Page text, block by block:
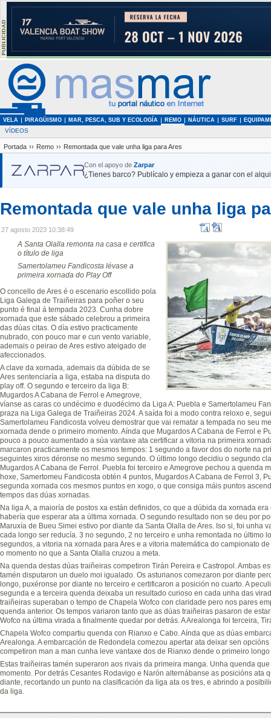
VELA PIRAGÜISMO MAR, PESCA, SUB Y ECOLOGÍA REMO NÁUTICA SURF
VÍDEOS
Portada ›› Remo ›› Remontada que vale unha liga para Ares
Con el apoyo de Zarpar
¿Tienes barco? Publícalo y empieza a ganar con el
Remontada que vale unha liga
27 agosto 2023 10:38:49
A Santa Olalla remonta na casa e certifica
o título de liga
Samertolameu Fandicosta lévase a
primeira xornada do Play Off
O concello de Ares é o escenario escollido pola
Liga Galega de Traiñeiras para poñer o seu
punto é final á tempada 2023. Cunha dobre
xornada que este sábado celebrou a primeira
das dúas citas. O día estivo practicamente
nubrado, con pouco mar e cun vento variable,
ademais o peirao de Ares estivo ateigado de
afeccionados.
A clave da xornada, ademais da dúbida de se
Ares sentenciaría a liga, estaba na disputa do
play off. O segundo e terceiro da liga B:
Mugardos A Cabana de Ferrol e Amegrove,
víanse as caras co undécimo e duodécimo da Liga A: Puebla e Samertolameu
praza na Liga Galega de Traiñeiras 2024. A saída foi a modo contra reloxo e,
Samertolameu Fandicosta volveu demostrar que vai rematar a tempada no seu
xornada dende o primeiro momento. Aínda que Mugardos A Cabana de Ferrol e
pouco a pouco aumentado a súa vantaxe ata certificar a vitoria na primeira
marcaron practicamente os mesmos tempos: 1 segundo a favor dos do norte na
seguintes xiros déronse no mesmo segundo. O último longo decidiu o segundo
Mugardos A Cabana de Ferrol. Puebla foi terceiro e Amegrove pechou a quenda
hoxe, Samertomeu Fandicosta obtén 4 puntos, Mugardos A Cabana de Ferrol 3,
segunda xornada cos mesmos puntos en xogo, o que consiga máis puntos
tempos das dúas xornadas.
Na liga A, a maioría de postos xa están definidos, co que a dúbida da xornada
habería que esperar ata a última xornada. O segundo resultado non se deu por
Maruxía de Bueu Simei estivo por diante da Santa Olalla de Ares. Iso si, foi unha
cada longo ser reducía. 3 no segundo, 2 no terceiro e unha remontada no último
segundos, a vitoria na xornada para Ares e a vitoria matemática do campionato
o momento no que a Santa Olalla cruzou a meta.
Na quenda destas dúas traiñeiras competiron Tirán Pereira e Castropol. Ambas
tamén disputaron un duelo moi igualado. Os asturianos comezaron por diante
longo, puxéronse por diante no terceiro e certificaron a posición no cuarto. A
segunda e a terceira quenda deixaba un resultado curioso en cada unha das
traiñeiras superaban o tempo de Chapela Wofco con claridade pero nos pares
quenda anterior. Os tempos variaron tanto que as dúas traiñeiras pasaron de
Wofco na última virada a finalmente quedar por detrás. A Arealonga foi terceira,
Chapela Wofco compartiu quenda con Rianxo e Cabo. Aínda que as dúas
Arealonga. A embarcación de Redondela comezou apertar ata deixar sen
competiron man a man cunha leve vantaxe dos de Rianxo dende o primeiro
Estas traiñeiras tamén superaron aos rivais da primeira manga. Unha quenda
momento. Por detrás Cesantes Rodavigo e Narón alternábanse as posicións ata
diante, recortando un punto na clasificación da liga ata os tres, e abrindo a
da liga.